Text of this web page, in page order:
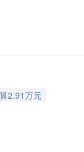
2.91万元